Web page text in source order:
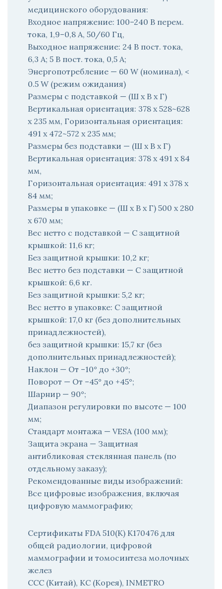
медицинского оборудования:
Входное напряжение: 100–240 В перем.
тока, 1,9–0,8 А, 50/60 Гц,
Выходное напряжение: 24 В пост. тока,
6,3 А; 5 В пост. тока, 0,5 А;
Энергопотребление — 60 W (номинал), <
0.5 W (режим ожидания)
Размеры с подставкой — (Ш x В x Г)
Вертикальная ориентация: 378 x 528~628
x 235 мм, Горизонтальная ориентация:
491 x 472~572 x 235 мм;
Размеры без подставки — (Ш x В x Г)
Вертикальная ориентация: 378 x 491 x 84
мм,
Горизонтальная ориентация: 491 x 378 x
84 мм;
Размеры в упаковке — (Ш x В x Г) 500 x 280
x 670 мм;
Вес нетто с подставкой — С защитной
крышкой: 11,6 кг;
Без защитной крышки: 10,2 кг;
Вес нетто без подставки — С защитной
крышкой: 6,6 кг.
Без защитной крышки: 5,2 кг;
Вес нетто в упаковке: С защитной
крышкой: 17,0 кг (без дополнительных
принадлежностей),
без защитной крышки: 15,7 кг (без
дополнительных принадлежностей);
Наклон — От –10° до +30°;
Поворот — От –45° до +45°;
Шарнир — 90°;
Диапазон регулировки по высоте — 100
мм;
Стандарт монтажа — VESA (100 мм);
Защита экрана — Защитная
антибликовая стеклянная панель (по
отдельному заказу);
Рекомендованные виды изображений:
Все цифровые изображения, включая
цифровую маммографию;
Сертификаты FDA 510(K) K170476 для
общей радиологии, цифровой
маммографии и томосинтеза молочных
желез
CCC (Китай), KC (Корея), INMETRO